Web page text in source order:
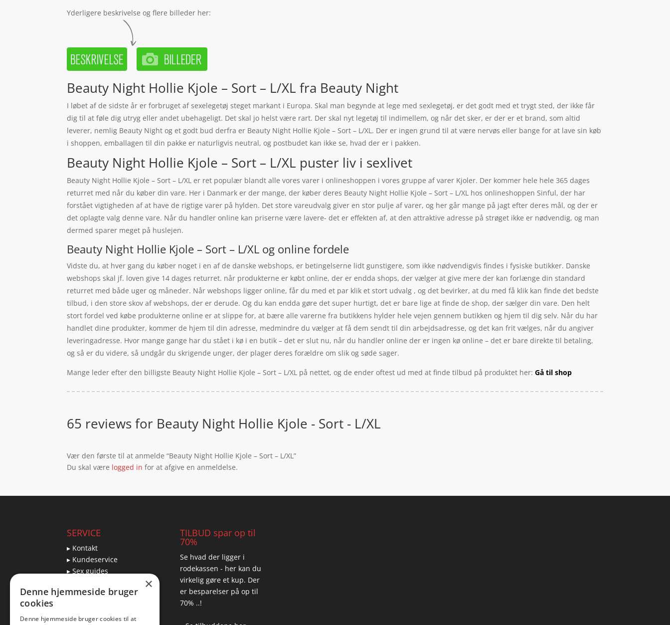
Yderligere beskrivelse og flere billeder her:
Beauty Night Hollie Kjole – Sort – L/XL fra Beauty Night
I løbet af de sidste år er forbruget af sexelegetøj steget markant i Europa. Skal man begynde at lege med sexlegetøj, er det godt med et trygt sted, der ikke får
dig til at føle dig utryg eller andet ubehageligt. Det skal jo helst være rart. Der skal nyt legetøj til indimellem, og når det sker, er der er et brand, som altid
leverer, nemlig Beauty Night og et godt bud derfra er Beauty Night Hollie Kjole – Sort – L/XL. Der er ingen grund til at være nervøs eller bange for at lave sin køb
i shoppen, emballagen til din pakke er naturligvis neutral, og postbudet kan ikke se, hvad der er i pakken.
Beauty Night Hollie Kjole – Sort – L/XL puster liv i sexlivet
Beauty Night Hollie Kjole – Sort – L/XL er ret populær blandt alle vores varer i onlineshoppen i vores gruppe af varer Kjoler. Der kommer hele hele 365 dages
returret med når du køber din vare. Her i Danmark er der mange, der køber deres Beauty Night Hollie Kjole – Sort – L/XL hos onlineshoppen Sinful, der har
forstået vigtigheden af at have de rigtige varer på hylden. Det store vareudvalg giver en stor pulje af varer, og her går mange på jagt efter deres mål, og der er
det oplagte valg denne vare. Når du handler online kan priserne være lavere- det er effekten af, at den attraktive adresse på strøget ikke er nødvendig, og man
dermed sparer meget på huslejen.
Beauty Night Hollie Kjole – Sort – L/XL og online fordele
Vidste du, at hver gang du køber noget i en af de danske webshops, er betingelserne lidt gunstigere, som ikke nødvendigvis findes i fysiske butikker. Danske
webshops skal jf. loven give 14 dages returret. når produkterne er købt online, der er endda shops, der vælger at give mere der kan forlænge din standard
returret med både uger og måneder. Når webshops ligger online, får du med et par klik et stort udvalg , og det bevirker, at du med få klik kan finde det bedste
tilbud, i den store skov af webshops, der er derude. Og du kan endda gøre det super hurtigt, det er bare lige at finde de shop, der sælger din vare. Den helt
stort fordel ved købe produkterne online er at slippe for, at bære alle varerne fra butikkens hylder hele vejen gennem butikken og hjem til dig selv. Når du har
handlet dine produkter, kommer de hjem til din adresse, medmindre du vælger at få dem sendt til din arbejdsadresse, og det kan frit vælges, når du angiver
leveringadresse. Hvor mange gange har du stået i kø i en butik – det er slut nu, når du handler online der er ingen kø online – det er bare direkte til betaling,
og så er du videre, så undgår du skrigende unger, der plager deres forældre om slik og søde sager.
Mange leder efter den billigste Beauty Night Hollie Kjole – Sort – L/XL på nettet, og de ender oftest ud med at finde tilbud på produktet her:Gå til shop
65 reviews for Beauty Night Hollie Kjole - Sort - L/XL
Vær den første til at anmelde “Beauty Night Hollie Kjole – Sort – L/XL”
Du skal være logged in for at afgive en anmeldelse.
SERVICE
▸ Kontakt
▸ Kundeservice
▸ Sex guides
▸ Returnering
TILBUD spar op til
70%
Se hvad der ligger i
rodekassen - her kan du
virkelig gøre et kup. Der
er besparelser på op til
70% ..!
×
Denne hjemmeside bruger
cookies
Denne hjemmeside bruger cookies til at